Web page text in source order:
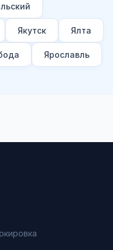
Якутск Ялта
Ярославль